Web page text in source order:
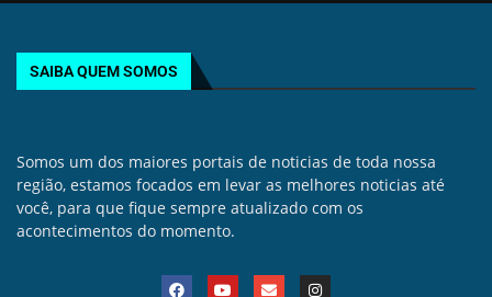
SAIBA QUEM SOMOS
Somos um dos maiores portais de noticias de toda nossa
região, estamos focados em levar as melhores noticias até
você, para que fique sempre atualizado com os
acontecimentos do momento.